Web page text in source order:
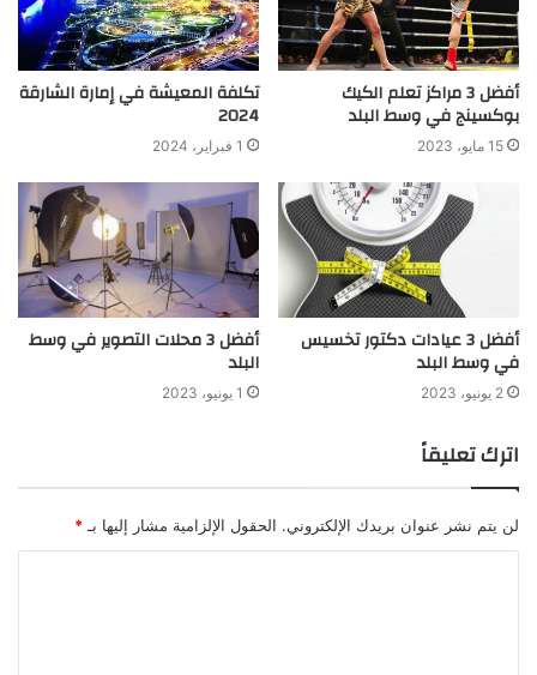
أفضل 3 مراكز تعلم الكيك
بوكسينج في وسط البلد
15 مايو، 2023
تكلفة المعيشة في إمارة الشارقة
2024
1 فبراير، 2024
أفضل 3 عيادات دكتور تخسيس
في وسط البلد
2 يونيو، 2023
أفضل 3 محلات التصوير في وسط
البلد
1 يونيو، 2023
اترك تعليقاً
لن يتم نشر عنوان بريدك الإلكتروني. الحقول الإلزامية مشار إليها بـ *